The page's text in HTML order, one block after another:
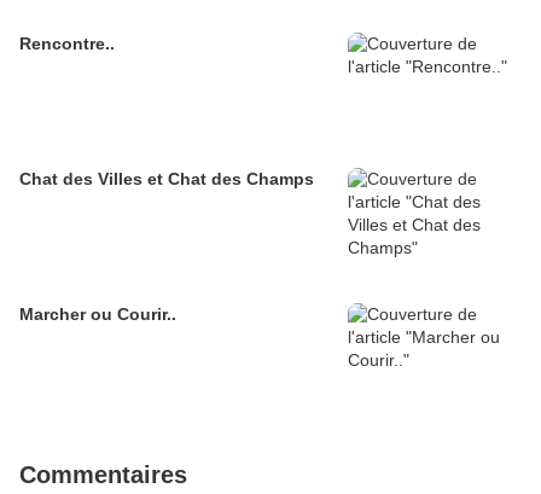
Rencontre..
Chat des Villes et Chat des Champs
Marcher ou Courir..
Commentaires